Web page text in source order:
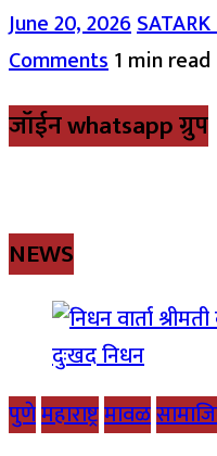
June 20, 2026
Comments1 min read
जॉईन whatsapp ग्रुप
NEWS
पुणेमहाराष्ट्रमावळ